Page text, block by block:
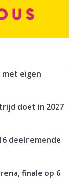
met eigen
doet in 2027
deelnemende
finale op 6